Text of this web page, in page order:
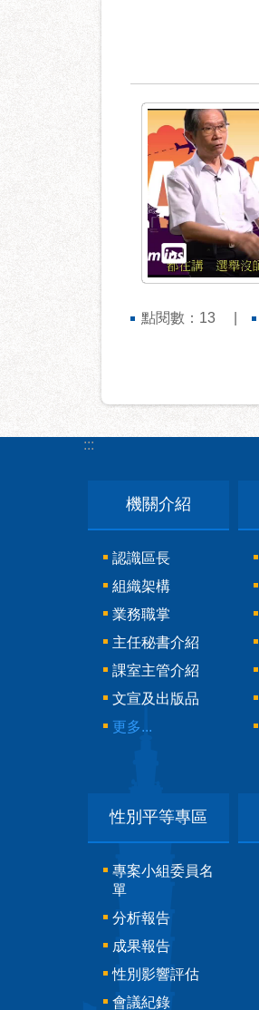
點閱數： 13
:::
機關介紹
認識區長
組織架構
業務職掌
主任秘書介紹
課室主管介紹
文宣及出版品
更多...
性別平等專區
專案小組委員名
單
分析報告
成果報告
性別影響評估
會議紀錄